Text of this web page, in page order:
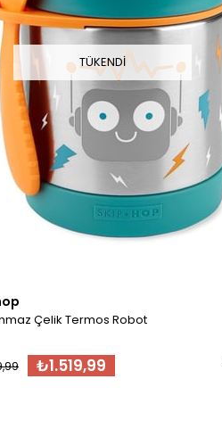
TÜKENDI
Çelik Termos Robot
₺1.519,99